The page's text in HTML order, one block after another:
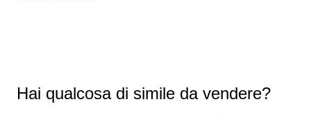
Hai qualcosa di simile da vendere?